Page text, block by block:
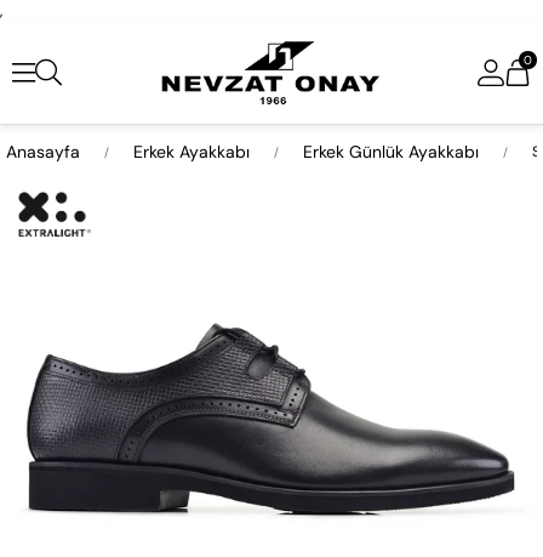
,
0
Anasayfa Erkek Ayakkabı Erkek Günlük Ayakkabı